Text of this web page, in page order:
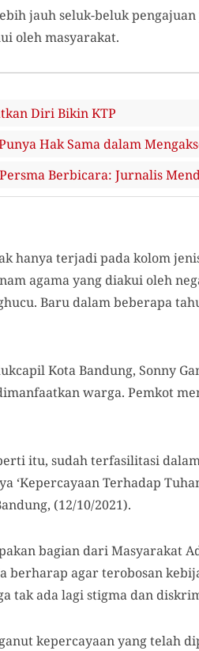
jauh seluk-beluk
oleh masyarakat.
Diri Bikin KTP
Hak Sama dalam
Berbicara: Jurnalis
hanya terjadi pada kolom
agama yang diakui oleh
Baru dalam beberapa
Kota Bandung, Sonny
warga. Pemkot
itu, sudah terfasilitasi
Terhadap
(12/10/2021).
bagian dari Masyarakat
berharap agar terobosan
tak ada lagi stigma dan
kepercayaan yang